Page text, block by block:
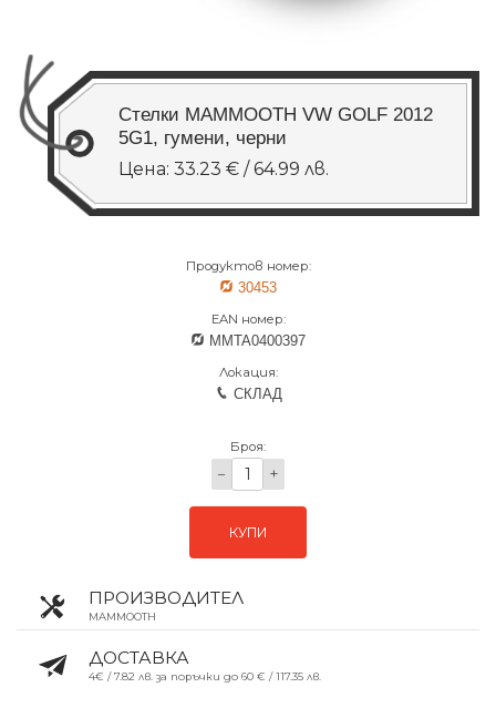
Стелки MAMMOOTH VW GOLF 2012
5G1, гумени, черни
Цена: 33.23 € / 64.99 лв.
Продуктов номер:
30453
EAN номер:
MMTA0400397
Локация:
СКЛАД
Броя:
− +
КУПИ
ПРОИЗВОДИТЕЛ
MAMMOOTH
ДОСТАВКА
4€ / 7.82 лв. за поръчки до 60 € / 117.35 лв.